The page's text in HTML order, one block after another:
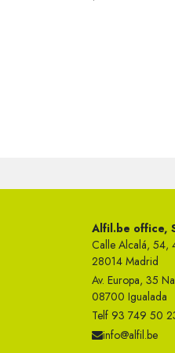
Alfil.be office,
Calle Alcalá, 54,
28014 Madrid
Av. Europa, 35
08700 Igualada
Telf 93 749 50
info@alfil.be